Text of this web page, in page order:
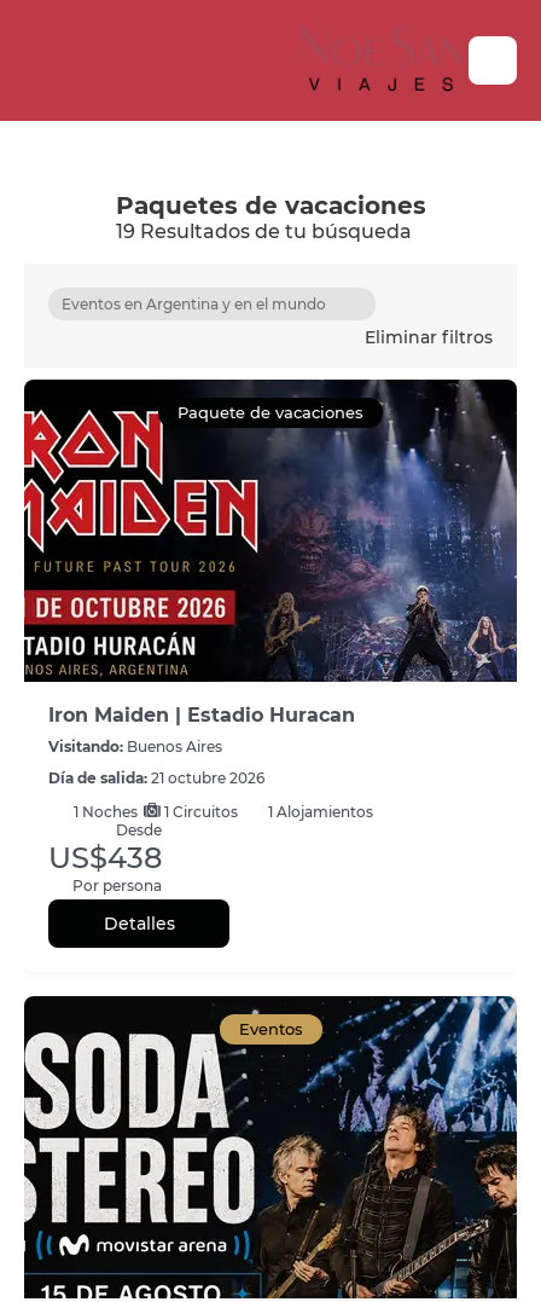
Paquetes de vacaciones
19 Resultados de tu búsqueda
Eventos en Argentina y en el mundo
Eliminar filtros
Paquete de vacaciones
Iron Maiden | Estadio Huracan
Visitando: Buenos Aires
Día de salida: 21 octubre 2026
1 Noches 1 Circuitos
1 Alojamientos
Desde
US$438
Por persona
Detalles
Eventos